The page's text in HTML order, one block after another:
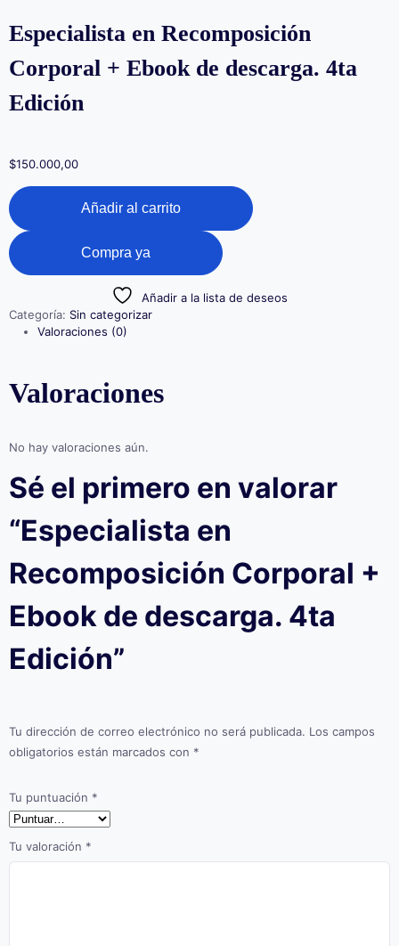
Especialista en Recomposición
Corporal + Ebook de descarga. 4ta
Edición
$150.000,00
Especialista
en
Recomposición
Corporal
+
Ebook
descarga.
4ta
Añadir al carrito
Compra ya
Añadir a la lista de deseos
Categoría: Sin categorizar
Valoraciones (0)
Valoraciones
No hay valoraciones aún.
Sé el primero en valorar
“Especialista en
Recomposición Corporal +
Ebook de descarga. 4ta
Edición”
Tu dirección de correo electrónico no será publicada. Los campos
obligatorios están marcados con *
Tu puntuación *
Tu valoración *